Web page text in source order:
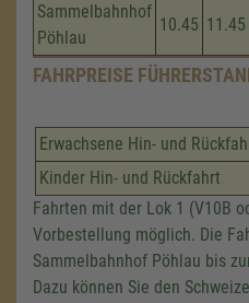
Sammelbahnhof
Pöhlau
10.45 11.45
FAHRPREISE
Erwachsene Hin- und
Kinder Hin- und Rückfahrt
Fahrten mit der Lok 1 (V10B
Vorbestellung möglich. Die
Sammelbahnhof Pöhlau bis
Dazu können Sie den